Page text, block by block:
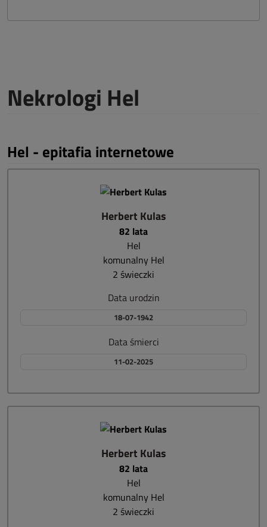
Nekrologi Hel
Hel - epitafia internetowe
Herbert Kulas
82 lata
Hel
komunalny Hel
2 świeczki
Data urodzin
18-07-1942
Data śmierci
11-02-2025
Herbert Kulas
82 lata
Hel
komunalny Hel
2 świeczki